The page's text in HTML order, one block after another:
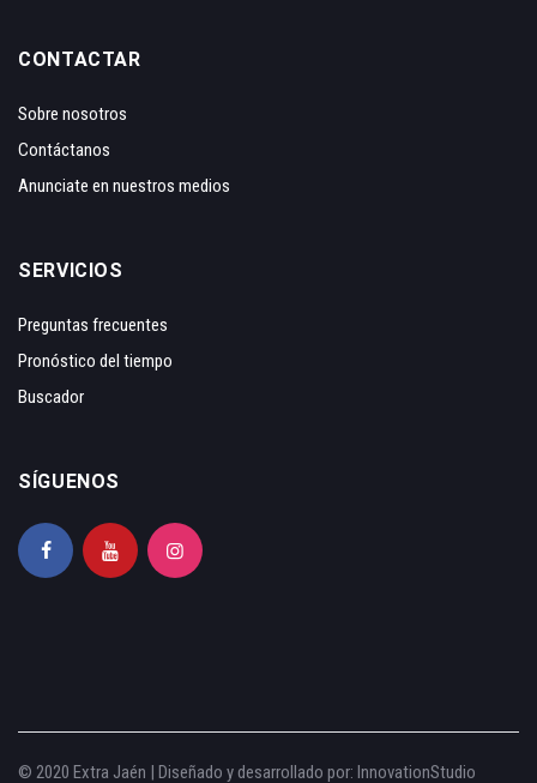
CONTACTAR
Sobre nosotros
Contáctanos
Anunciate en nuestros medios
SERVICIOS
Preguntas frecuentes
Pronóstico del tiempo
Buscador
SÍGUENOS
© 2020 Extra Jaén | Diseñado y desarrollado por: InnovationStudio